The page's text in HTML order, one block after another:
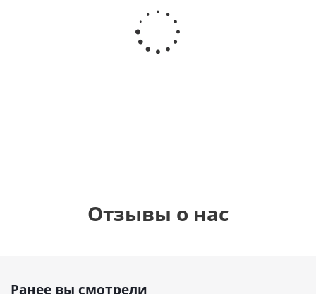
Шар с
днем
рождения,
с
Отзывы о нас
Ранее вы смотрели